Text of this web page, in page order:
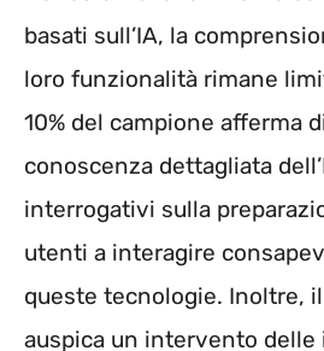
basati sull’IA, la
loro funzionalità rimane
10% del campione afferma
conoscenza dettagliata
interrogativi sulla
utenti a interagire
queste tecnologie. Inoltre,
auspica un intervento